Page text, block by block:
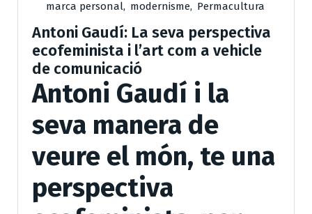
marca personal, modernisme, Permacultura
Antoni Gaudí: La seva perspectiva
ecofeminista i l’art com a vehicle
de comunicació
Antoni Gaudí i la
seva manera de
veure el món, te una
perspectiva